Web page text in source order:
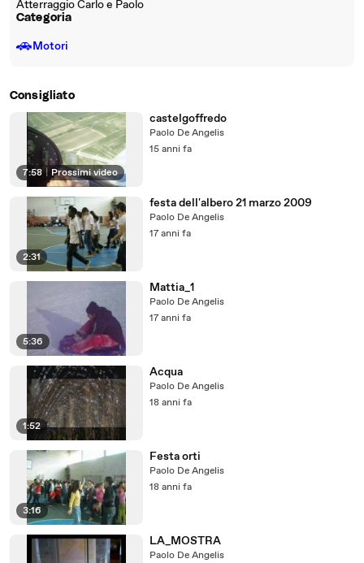
Atterraggio Carlo e Paolo
Categoria
🚗Motori
Consigliato
7:58 | Prossimi video
castelgoffredo
Paolo De Angelis
15 anni fa
2:31
festa dell'albero 21 marzo 2009
Paolo De Angelis
17 anni fa
5:36
Mattia_1
Paolo De Angelis
17 anni fa
1:52
Acqua
Paolo De Angelis
18 anni fa
3:16
Festa orti
Paolo De Angelis
18 anni fa
LA_MOSTRA
Paolo De Angelis